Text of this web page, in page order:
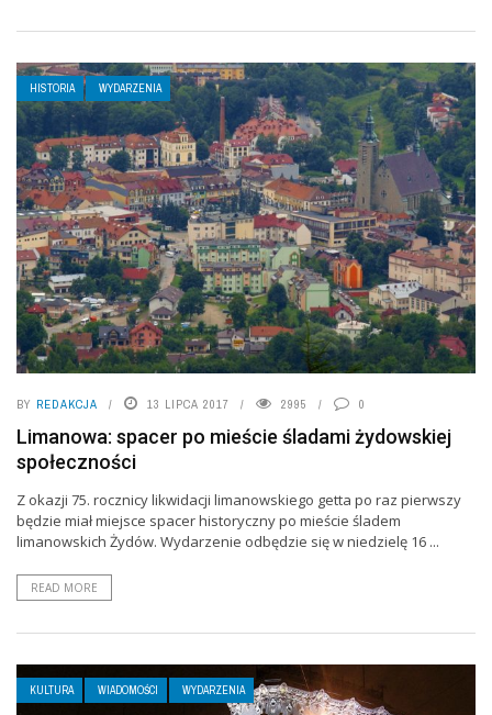
HISTORIA WYDARZENIA
BY REDAKCJA 13 LIPCA 2017 2995 0
Limanowa: spacer po mieście śladami żydowskiej
społeczności
Z okazji 75. rocznicy likwidacji limanowskiego getta po raz pierwszy
będzie miał miejsce spacer historyczny po mieście śladem
limanowskich Żydów. Wydarzenie odbędzie się w niedzielę 16 ...
READ MORE
KULTURA WIADOMOŚCI WYDARZENIA